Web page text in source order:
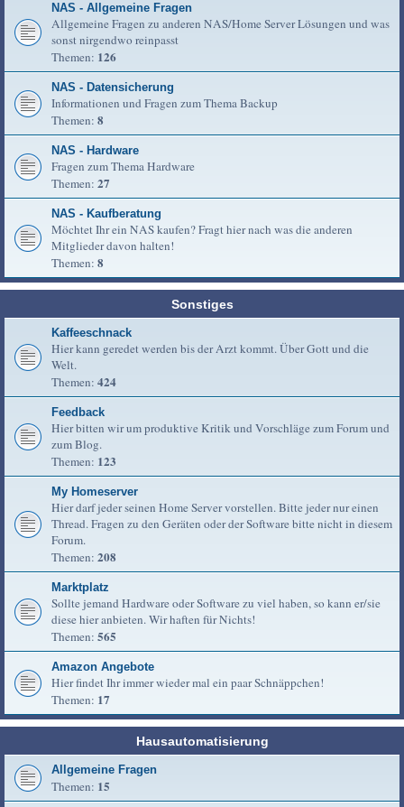
NAS - Allgemeine Fragen
Allgemeine Fragen zu anderen NAS/Home Server Lösungen und was
sonst nirgendwo reinpasst
Themen: 126
NAS - Datensicherung
Informationen und Fragen zum Thema Backup
Themen: 8
NAS - Hardware
Fragen zum Thema Hardware
Themen: 27
NAS - Kaufberatung
Möchtet Ihr ein NAS kaufen? Fragt hier nach was die anderen
Mitglieder davon halten!
Themen: 8
Sonstiges
Kaffeeschnack
Hier kann geredet werden bis der Arzt kommt. Über Gott und die
Welt.
Themen: 424
Feedback
Hier bitten wir um produktive Kritik und Vorschläge zum Forum und
zum Blog.
Themen: 123
My Homeserver
Hier darf jeder seinen Home Server vorstellen. Bitte jeder nur einen
Thread. Fragen zu den Geräten oder der Software bitte nicht in diesem
Forum.
Themen: 208
Marktplatz
Sollte jemand Hardware oder Software zu viel haben, so kann er/sie
diese hier anbieten. Wir haften für Nichts!
Themen: 565
Amazon Angebote
Hier findet Ihr immer wieder mal ein paar Schnäppchen!
Themen: 17
Hausautomatisierung
Allgemeine Fragen
Themen: 15